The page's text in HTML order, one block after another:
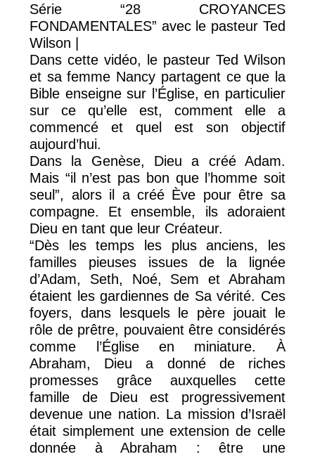
Série “28 CROYANCES
FONDAMENTALES” avec le pasteur Ted
Wilson |
Dans cette vidéo, le pasteur Ted Wilson
et sa femme Nancy partagent ce que la
Bible enseigne sur l’Église, en particulier
sur ce qu’elle est, comment elle a
commencé et quel est son objectif
aujourd’hui.
Dans la Genèse, Dieu a créé Adam.
Mais “il n’est pas bon que l’homme soit
seul”, alors il a créé Ève pour être sa
compagne. Et ensemble, ils adoraient
Dieu en tant que leur Créateur.
“Dès les temps les plus anciens, les
familles pieuses issues de la lignée
d’Adam, Seth, Noé, Sem et Abraham
étaient les gardiennes de Sa vérité. Ces
foyers, dans lesquels le père jouait le
rôle de prêtre, pouvaient être considérés
comme l’Église en miniature. À
Abraham, Dieu a donné de riches
promesses grâce auxquelles cette
famille de Dieu est progressivement
devenue une nation. La mission d’Israël
était simplement une extension de celle
donnée à Abraham : être une